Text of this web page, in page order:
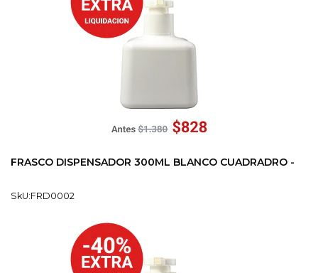
FRASCO DISPENSADOR 300ML BLANCO CUADRADRO -
SkU:FRD0002